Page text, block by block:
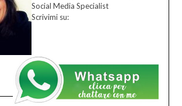
Social Media Specialist
Scrivimi su: